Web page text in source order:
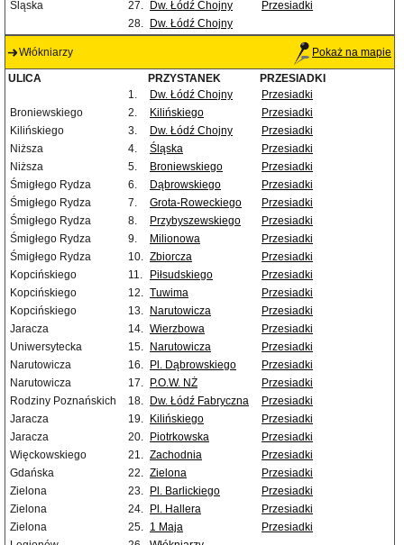
Śląska
27. Dw. Łódź Chojny
Przesiadki
28.
Dw. Łódź Chojny
Włókniarzy Pokaż na mapie
ULICA PRZYSTANEK
PRZESIADKI
1.
Dw. Łódź Chojny
Przesiadki
Broniewskiego
2. Kilińskiego
Przesiadki
Kilińskiego
3. Dw. Łódź Chojny
Przesiadki
Niższa
4. Śląska
Przesiadki
Niższa
5. Broniewskiego
Przesiadki
Śmigłego Rydza
6. Dąbrowskiego
Przesiadki
Śmigłego Rydza
7. Grota-Roweckiego
Przesiadki
Śmigłego Rydza
8. Przybyszewskiego
Przesiadki
Śmigłego Rydza
9. Milionowa
Przesiadki
Śmigłego Rydza
10. Zbiorcza
Przesiadki
Kopcińskiego
11. Piłsudskiego
Przesiadki
Kopcińskiego
12. Tuwima
Przesiadki
Kopcińskiego
13. Narutowicza
Przesiadki
Jaracza
14. Wierzbowa
Przesiadki
Uniwersytecka
15. Narutowicza
Przesiadki
Narutowicza
16. Pl. Dąbrowskiego
Przesiadki
Narutowicza
17. P.O.W. NŻ
Przesiadki
Rodziny Poznańskich
18. Dw. Łódź Fabryczna
Przesiadki
Jaracza
19. Kilińskiego
Przesiadki
Jaracza
20. Piotrkowska
Przesiadki
Więckowskiego
21. Zachodnia
Przesiadki
Gdańska
22. Zielona
Przesiadki
Zielona
23. Pl. Barlickiego
Przesiadki
Zielona
24. Pl. Hallera
Przesiadki
Zielona
25. 1 Maja
Przesiadki